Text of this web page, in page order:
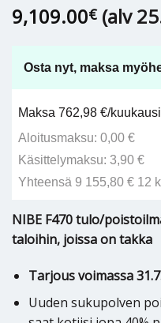
9,109.00€ (alv
Osta nyt, maksa
Maksa 762,98 €/
Aloitusmaksu: 0,00 €
Käsittelymaksu: 3,90 €
Yhteensä 9 155,80 € 12
NIBE F470 tulo/
taloihin, joissa on takka
Tarjous voimassa
Uuden sukupolven